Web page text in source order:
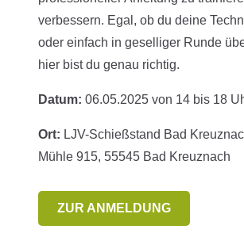
verbessern. Egal, ob du deine
oder einfach in geselliger Runde
hier bist du genau richtig.
Datum: 06.05.2025 von 14 bis 18
Ort: LJV-Schießstand Bad
Mühle 915, 55545 Bad Kreuznach
ZUR ANMELDUNG